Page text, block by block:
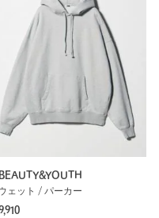
ェット / パーカー